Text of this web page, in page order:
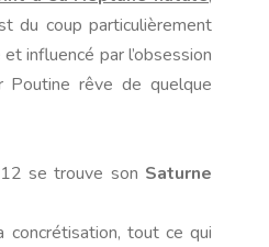
du coup particulièrement
influencé par l’obsession
Poutine rêve de quelque
se trouve son Saturne
concrétisation, tout ce qui